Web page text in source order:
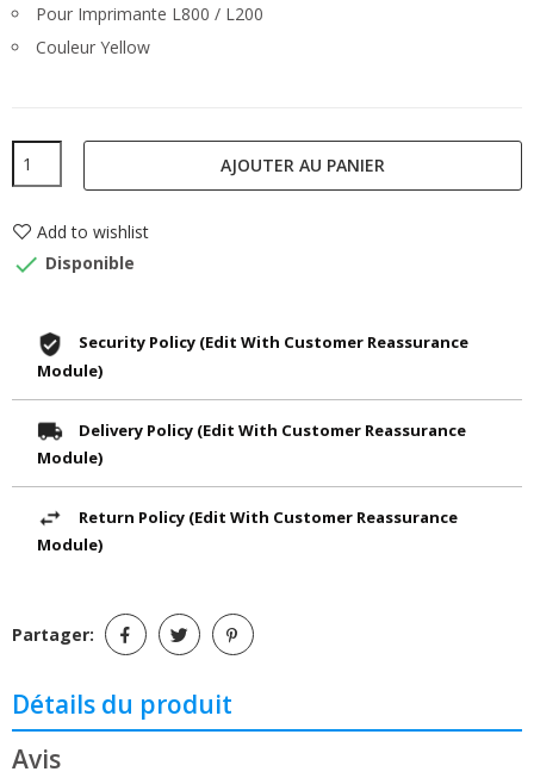
Pour Imprimante L800 / L200
Couleur Yellow
AJOUTER AU PANIER
Add to wishlist
 Disponible
Security Policy (edit With Customer Reassurance
Module)
Delivery Policy (edit With Customer Reassurance
Module)
Return Policy (edit With Customer Reassurance
Module)
Partager:
Détails du produit
Avis